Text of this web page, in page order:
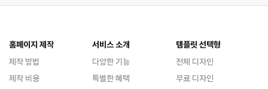
홈페이지 제작
제작 방법
제작 비용
서비스 소개
다양한 기능
특별한 혜택
템플릿 선택형
전체 디자인
무료 디자인